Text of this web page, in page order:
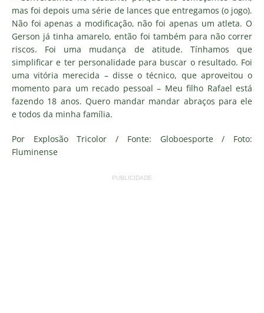
mas foi depois uma série de lances que entregamos (o jogo).
Não foi apenas a modificação, não foi apenas um atleta. O
Gerson já tinha amarelo, então foi também para não correr
riscos. Foi uma mudança de atitude. Tínhamos que
simplificar e ter personalidade para buscar o resultado. Foi
uma vitória merecida – disse o técnico, que aproveitou o
momento para um recado pessoal – Meu filho Rafael está
fazendo 18 anos. Quero mandar mandar abraços para ele
e todos da minha família.
Por Explosão Tricolor / Fonte: Globoesporte / Foto:
Fluminense
PUBLICIDADE